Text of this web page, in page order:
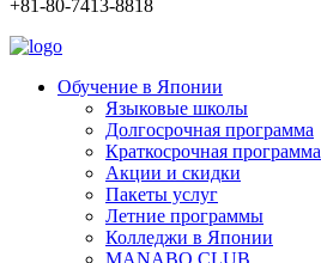
+81-80-7413-8818
Обучение в Японии
Языковые школы
Долгосрочная программа
Краткосрочная программа
Акции и скидки
Пакеты услуг
Летние программы
Колледжи в Японии
MANABO CLUB